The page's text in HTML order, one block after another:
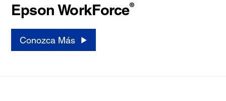
Epson WorkForce®
Conozca Más